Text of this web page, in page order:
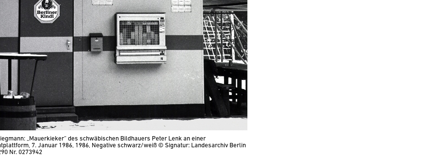
„Mauerkieker“ des schwäbischen Bildhauers Peter Lenk an einer
7. Januar 1986, 1986, Negative schwarz/weiß © Signatur: Landesarchiv Berlin
Nr. 0273942